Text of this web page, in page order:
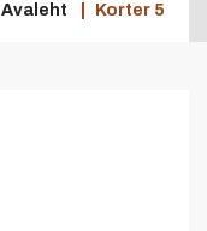
Avaleht Korter 5